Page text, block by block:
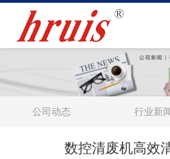
公司动态 行业新
数控清废机高效